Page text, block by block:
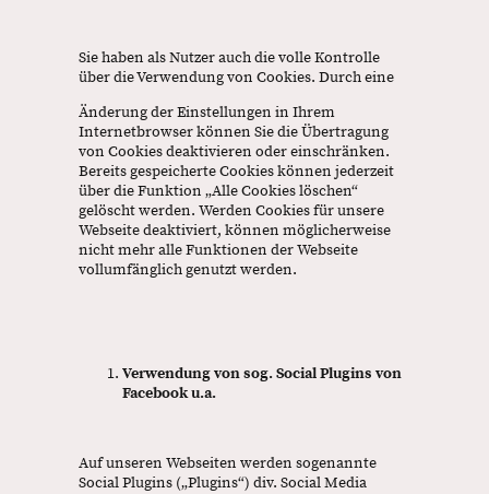
Sie haben als Nutzer auch die volle Kontrolle
über die Verwendung von Cookies. Durch eine
Änderung der Einstellungen in Ihrem
Internetbrowser können Sie die Übertragung
von Cookies deaktivieren oder einschränken.
Bereits gespeicherte Cookies können jederzeit
über die Funktion „Alle Cookies löschen“
gelöscht werden. Werden Cookies für unsere
Webseite deaktiviert, können möglicherweise
nicht mehr alle Funktionen der Webseite
vollumfänglich genutzt werden.
Verwendung von sog. Social Plugins von
Facebook u.a.
Auf unseren Webseiten werden sogenannte
Social Plugins („Plugins“) div. Social Media